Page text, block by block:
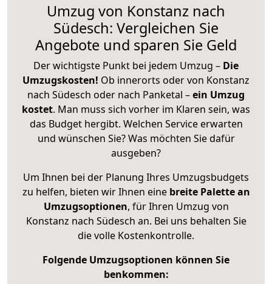
Umzug von Konstanz nach
Südesch: Vergleichen Sie
Angebote und sparen Sie Geld
Der wichtigste Punkt bei jedem Umzug – Die
Umzugskosten! Ob innerorts oder von Konstanz
nach Südesch oder nach Panketal –ein Umzug
kostet. Man muss sich vorher im Klaren sein, was
das Budget hergibt. Welchen Service erwarten
und wünschen Sie? Was möchten Sie dafür
ausgeben?
Um Ihnen bei der Planung Ihres Umzugsbudgets
zu helfen, bieten wir Ihnen eine breite Palette an
Umzugsoptionen, für Ihren Umzug von
Konstanz nach Südesch an. Bei uns behalten Sie
die volle Kostenkontrolle.
Folgende Umzugsoptionen können Sie
benkommen: